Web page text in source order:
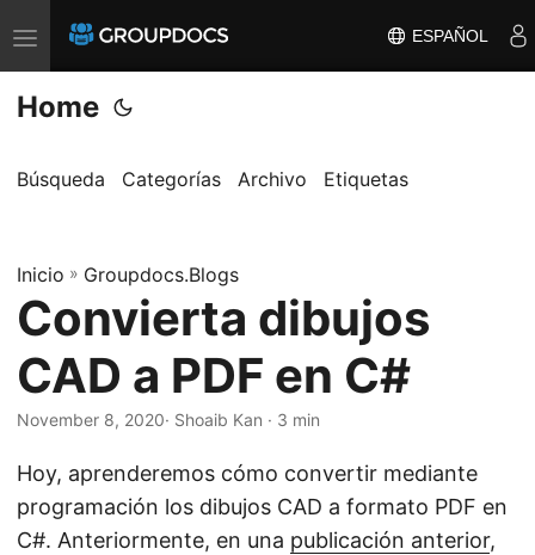
T
o
g
l
a
v
i
g
a
i
o
n
ESPAÑOL
Home
Búsqueda Categorías Archivo Etiquetas
Inicio » Groupdocs.Blogs
Convierta dibujos
CAD a PDF en C#
November 8, 2020· Shoaib Kan · 3 min
Hoy, aprenderemos cómo convertir mediante
programación los dibujos CAD a formato PDF en
C#. Anteriormente, en una publicación anterior,